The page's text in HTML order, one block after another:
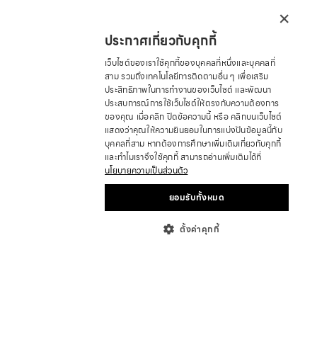
×
ประกาศเกี่ยวกับคุกกี้
เว็บไซต์ของเราใช้คุกกี้ของบุคคลที่หนึ่งและบุคคลที่
สาม รวมถึงเทคโนโลยีการติดตามอื่น ๆ เพื่อเสริม
ประสิทธิภาพในการทำงานของเว็บไซต์ และพัฒนา
ประสบการณ์การใช้เว็บไซต์ให้ตรงกับความต้องการ
ของคุณ เมื่อคลิก ปิดข้อความนี้ หรือ คลิกบนเว็บไซต์
แสดงว่าคุณให้ความยินยอมในการแบ่งปันข้อมูลนี้กับ
บุคคลที่สาม หากต้องการศึกษาเพิ่มเติมเกี่ยวกับคุกกี้
และทำไมเราจึงใช้คุกกี้ สามารถอ่านเพิ่มเติมได้ที่
นโยบายความเป็นส่วนตัว
ยอมรับทั้งหมด
ตั้งค่าคุกกี้